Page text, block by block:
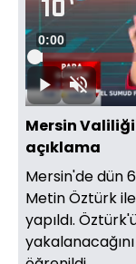
OynatSesi
Aç
Süre
0:00
Yüklendi:
2.47%
Mersin
açıklama
Mersin'de dün
Metin Öztürk
yapıldı.